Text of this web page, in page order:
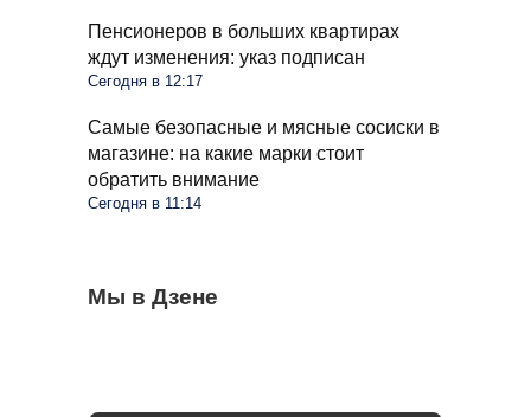
Пенсионеров в больших квартирах
ждут изменения: указ подписан
Сегодня в 12:17
Самые безопасные и мясные сосиски в
магазине: на какие марки стоит
обратить внимание
Сегодня в 11:14
Мы в Дзене
Как долго пожилым россиянам можно
садиться за руль: ответил инспектор ГАИ
Дачников будут штрафовать на 50 тысяч
Снять наличные становится все труднее: